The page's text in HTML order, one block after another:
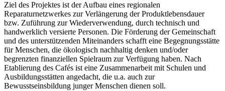
Ziel des Projektes ist der Aufbau eines regionalen
Reparaturnetzwerkes zur Verlängerung der Produktlebensdauer
bzw. Zuführung zur Wiederverwendung, durch technisch und
handwerklich versierte Personen. Die Förderung der Gemeinschaft
und des unterstützenden Miteinanders schafft eine Begegnungsstätte
für Menschen, die ökologisch nachhaltig denken und/oder
begrenzten finanziellen Spielraum zur Verfügung haben. Nach
Etablierung des Cafés ist eine Zusammenarbeit mit Schulen und
Ausbildungsstätten angedacht, die u.a. auch zur
Bewusstseinsbildung junger Menschen dienen soll.